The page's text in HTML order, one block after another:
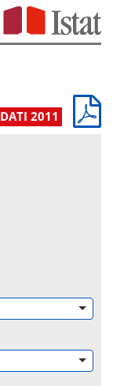
DATI 2011